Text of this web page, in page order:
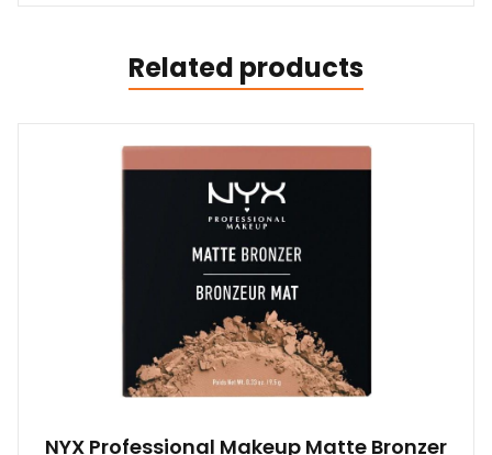
Related products
NYX Professional Makeup Matte Bronzer